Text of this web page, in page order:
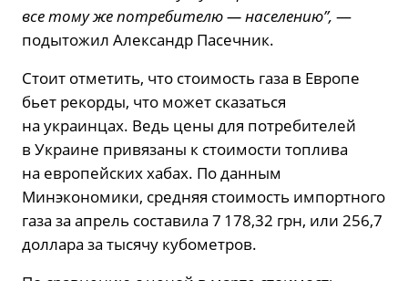
все тому же потребителю — населению”, —
подытожил Александр Пасечник.
Стоит отметить, что стоимость газа в Европе
бьет рекорды, что может сказаться
на украинцах. Ведь цены для потребителей
в Украине привязаны к стоимости топлива
на европейских хабах. По данным
Минэкономики, средняя стоимость импортного
газа за апрель составила 7 178,32 грн, или 256,7
доллара за тысячу кубометров.